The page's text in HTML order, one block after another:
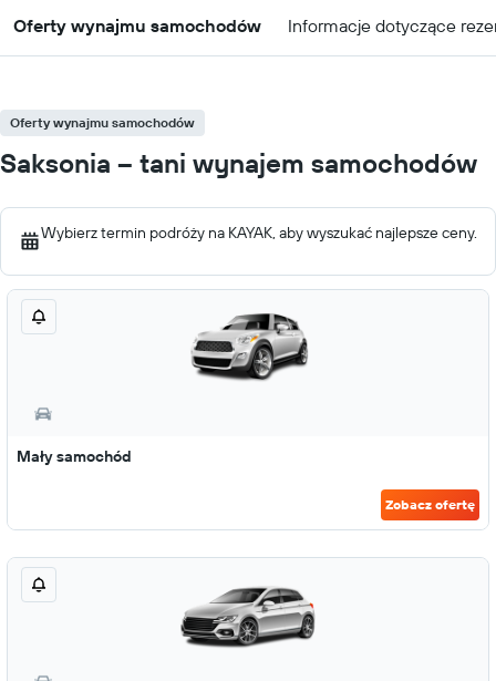
Oferty wynajmu samochodów Informacje dotyczące
Oferty wynajmu samochodów
Saksonia – tani wynajem samochodów
Wybierz termin podróży na KAYAK, aby wyszukać najlepsze ceny.
Mały samochód
Zobacz ofertę